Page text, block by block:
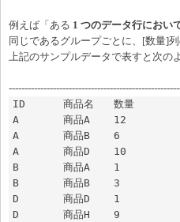
例えば「ある 1 つのデータ行におい
同じであるグループごとに、[数量]
上記のサンプルデータで表すと次の
ID	商品名	数量
A	商品A	12
A	商品B	6
A	商品D	10
B	商品A	1
B	商品B	3
D	商品D	1
D	商品H	9